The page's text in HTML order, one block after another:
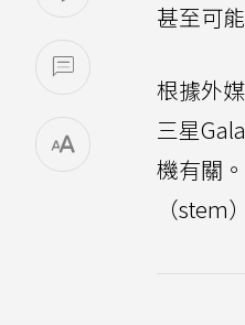
甚至可
根據外媒
三星
機有關
（stem